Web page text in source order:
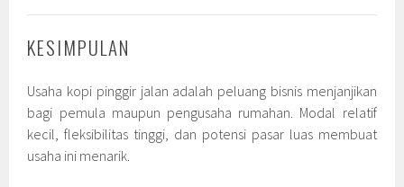
KESIMPULAN
Usaha kopi pinggir jalan adalah peluang bisnis menjanjikan
bagi pemula maupun pengusaha rumahan. Modal relatif
kecil, fleksibilitas tinggi, dan potensi pasar luas membuat
usaha ini menarik.